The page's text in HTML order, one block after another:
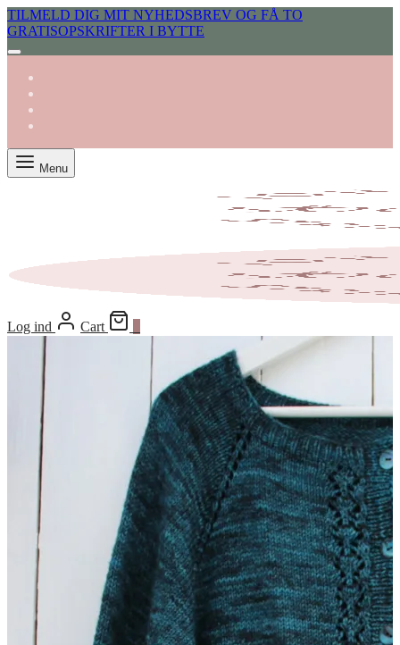
TILMELD DIG MIT NYHEDSBREV OG FÅ TO
GRATISOPSKRIFTER I BYTTE
Menu
Log ind Cart